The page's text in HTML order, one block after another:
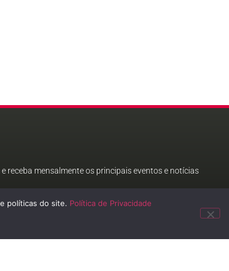
receba mensalmente os principais eventos e notícias
políticas do site. Política de Privacidade